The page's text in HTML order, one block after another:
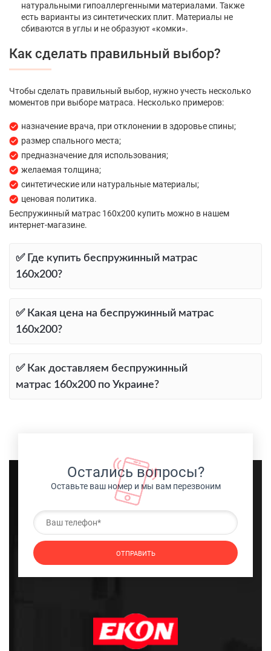
натуральными гипоаллергенными материалами. Также
есть варианты из синтетических плит. Материалы не
сбиваются в углы и не образуют «комки».
Как сделать правильный выбор?
Чтобы сделать правильный выбор, нужно учесть несколько
моментов при выборе матраса. Несколько примеров:
назначение врача, при отклонении в здоровье спины;
размер спального места;
предназначение для использования;
желаемая толщина;
синтетические или натуральные материалы;
ценовая политика.
Беспружинный матрас 160х200 купить можно в нашем
интернет-магазине.
✅ Где купить беспружинный матрас
160х200?
✅ Какая цена на беспружинный матрас
160х200?
✅ Как доставляем беспружинный
матрас 160х200 по Украине?
Остались вопросы?
Оставьте ваш номер и мы вам перезвоним